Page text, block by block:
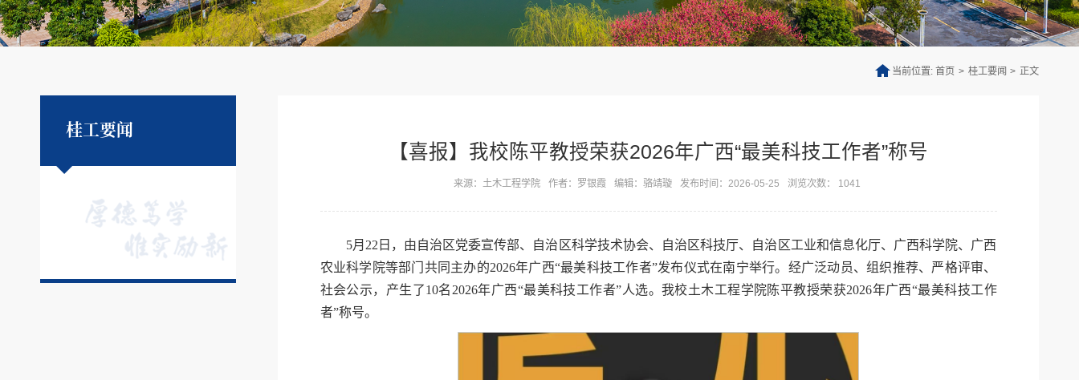
当前位置: 首页 > 桂工要闻 > 正文
桂工要闻
【喜报】我校陈平教授荣获2026年广西“最美科技工作者”称号
来源：土木工程学院 作者：罗银霞 编辑：骆靖璇 发布时间：2026-05-25 浏览次数： 1041
5月22日，由自治区党委宣传部、自治区科学技术协会、自治区科技厅、自治区工业和信息化厅、广西科学院、广西
农业科学院等部门共同主办的2026年广西“最美科技工作者”发布仪式在南宁举行。经广泛动员、组织推荐、严格评审、
社会公示，产生了10名2026年广西“最美科技工作者”人选。我校土木工程学院陈平教授荣获2026年广西“最美科技工作
者”称号。